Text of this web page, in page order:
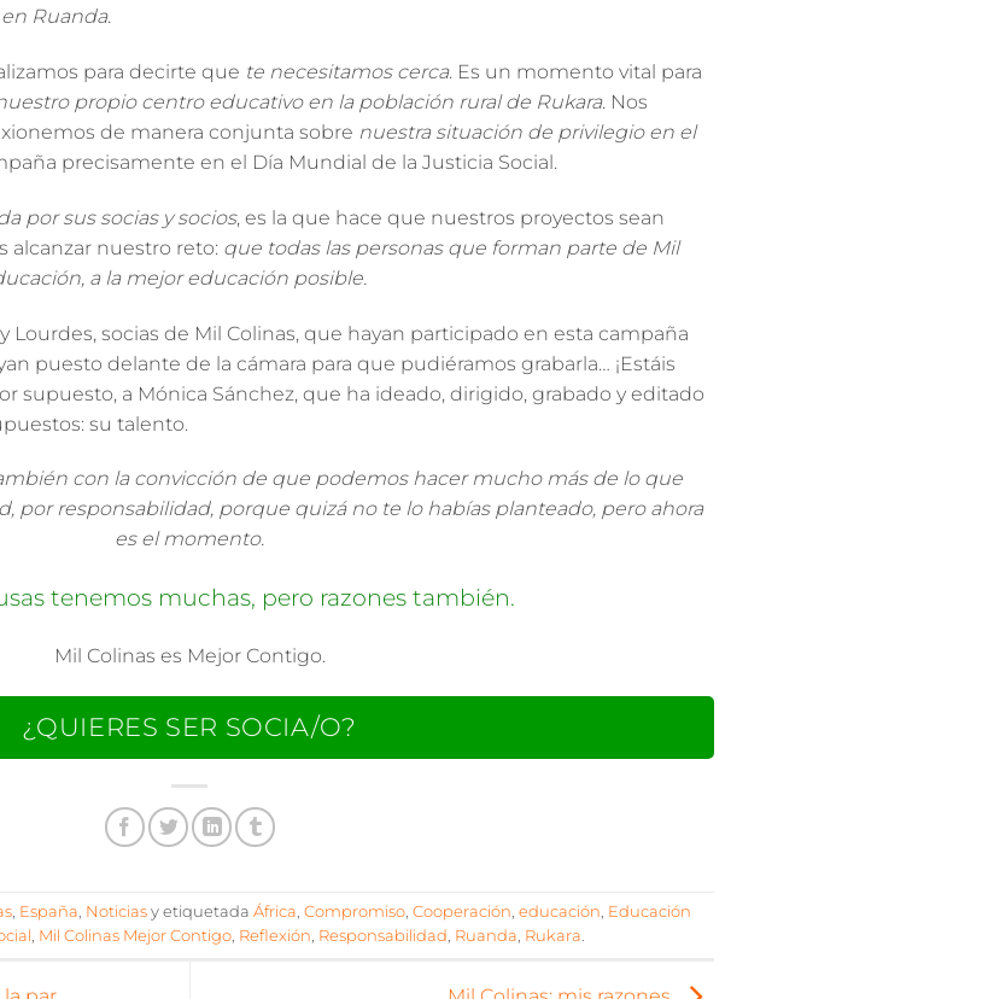
Ruanda.
para decirte que te necesitamos cerca. Es un momento vital para
propio centro educativo en la población rural de Rukara. Nos
de manera conjunta sobre nuestra situación de privilegio en el
precisamente en el Día Mundial de la Justicia Social.
por sus socias y socios, es la que hace que nuestros proyectos sean
alcanzar nuestro reto: que todas las personas que forman parte de Mil
a la mejor educación posible.
Lourdes, socias de Mil Colinas, que hayan participado en esta campaña
puesto delante de la cámara para que pudiéramos grabarla… ¡Estáis
supuesto, a Mónica Sánchez, que ha ideado, dirigido, grabado y editado
su talento.
con la convicción de que podemos hacer mucho más de lo que
por responsabilidad, porque quizá no te lo habías planteado, pero ahora
es el momento.
tenemos muchas, pero razones también.
Mil Colinas es Mejor Contigo.
¿QUIERES SER SOCIA/O?
, España, Noticias y etiquetada África, Compromiso, Cooperación, educación, Educación
, Mil Colinas Mejor Contigo, Reflexión, Responsabilidad, Ruanda, Rukara.